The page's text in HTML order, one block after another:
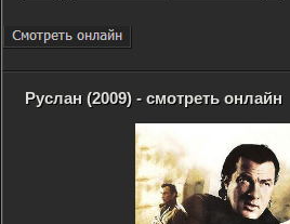
Руслан (2009) - смотреть онлайн